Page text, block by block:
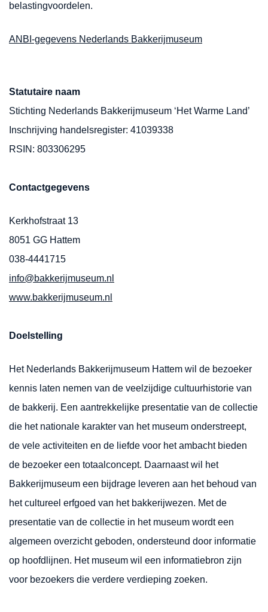
belastingvoordelen.
ANBI-gegevens Nederlands Bakkerijmuseum
Statutaire naam
Stichting Nederlands Bakkerijmuseum ‘Het Warme Land’
Inschrijving handelsregister: 41039338
RSIN: 803306295
Contactgegevens
Kerkhofstraat 13
8051 GG Hattem
038-4441715
info@bakkerijmuseum.nl
www.bakkerijmuseum.nl
Doelstelling
Het Nederlands Bakkerijmuseum Hattem wil de bezoeker
kennis laten nemen van de veelzijdige cultuurhistorie van
de bakkerij. Een aantrekkelijke presentatie van de collectie
die het nationale karakter van het museum onderstreept,
de vele activiteiten en de liefde voor het ambacht bieden
de bezoeker een totaalconcept. Daarnaast wil het
Bakkerijmuseum een bijdrage leveren aan het behoud van
het cultureel erfgoed van het bakkerijwezen. Met de
presentatie van de collectie in het museum wordt een
algemeen overzicht geboden, ondersteund door informatie
op hoofdlijnen. Het museum wil een informatiebron zijn
voor bezoekers die verdere verdieping zoeken.